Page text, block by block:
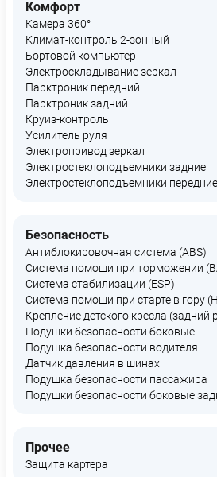
Комфорт
Камера 360°
Климат-контроль 2-зонный
Бортовой компьютер
Электроскладывание зеркал
Парктроник передний
Парктроник задний
Круиз-контроль
Усилитель руля
Электропривод зеркал
Электростеклоподъемники задние
Электростеклоподъемники передние
Безопасность
Антиблокировочная система (ABS)
Система помощи при торможении
Система стабилизации (ESP)
Система помощи при старте в гору
Крепление детского кресла (задний
Подушки безопасности боковые
Подушка безопасности водителя
Датчик давления в шинах
Подушка безопасности пассажира
Подушки безопасности боковые
Прочее
Защита картера